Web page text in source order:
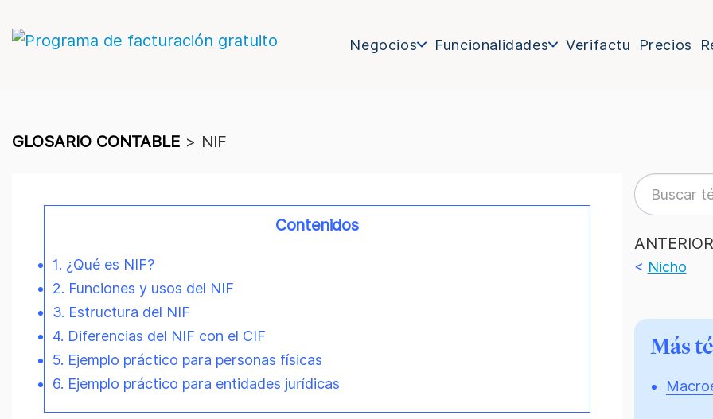
Negocios Funcionalidades Verifactu Precios
GLOSARIO CONTABLE > NIF
Contenidos
1. ¿Qué es NIF?
2. Funciones y usos del NIF
3. Estructura del NIF
4. Diferencias del NIF con el CIF
5. Ejemplo práctico para personas físicas
6. Ejemplo práctico para entidades jurídicas
ANTERIOR
< Nicho
Más